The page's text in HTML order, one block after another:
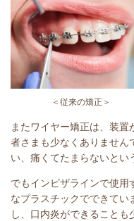
＜従来の矯正＞
またワイヤー矯正は、装置
者さまも少なくありません
い、痛くてたまらないとい
でもインビザラインで使用
なプラスチックでできてい
し、口内炎ができることも